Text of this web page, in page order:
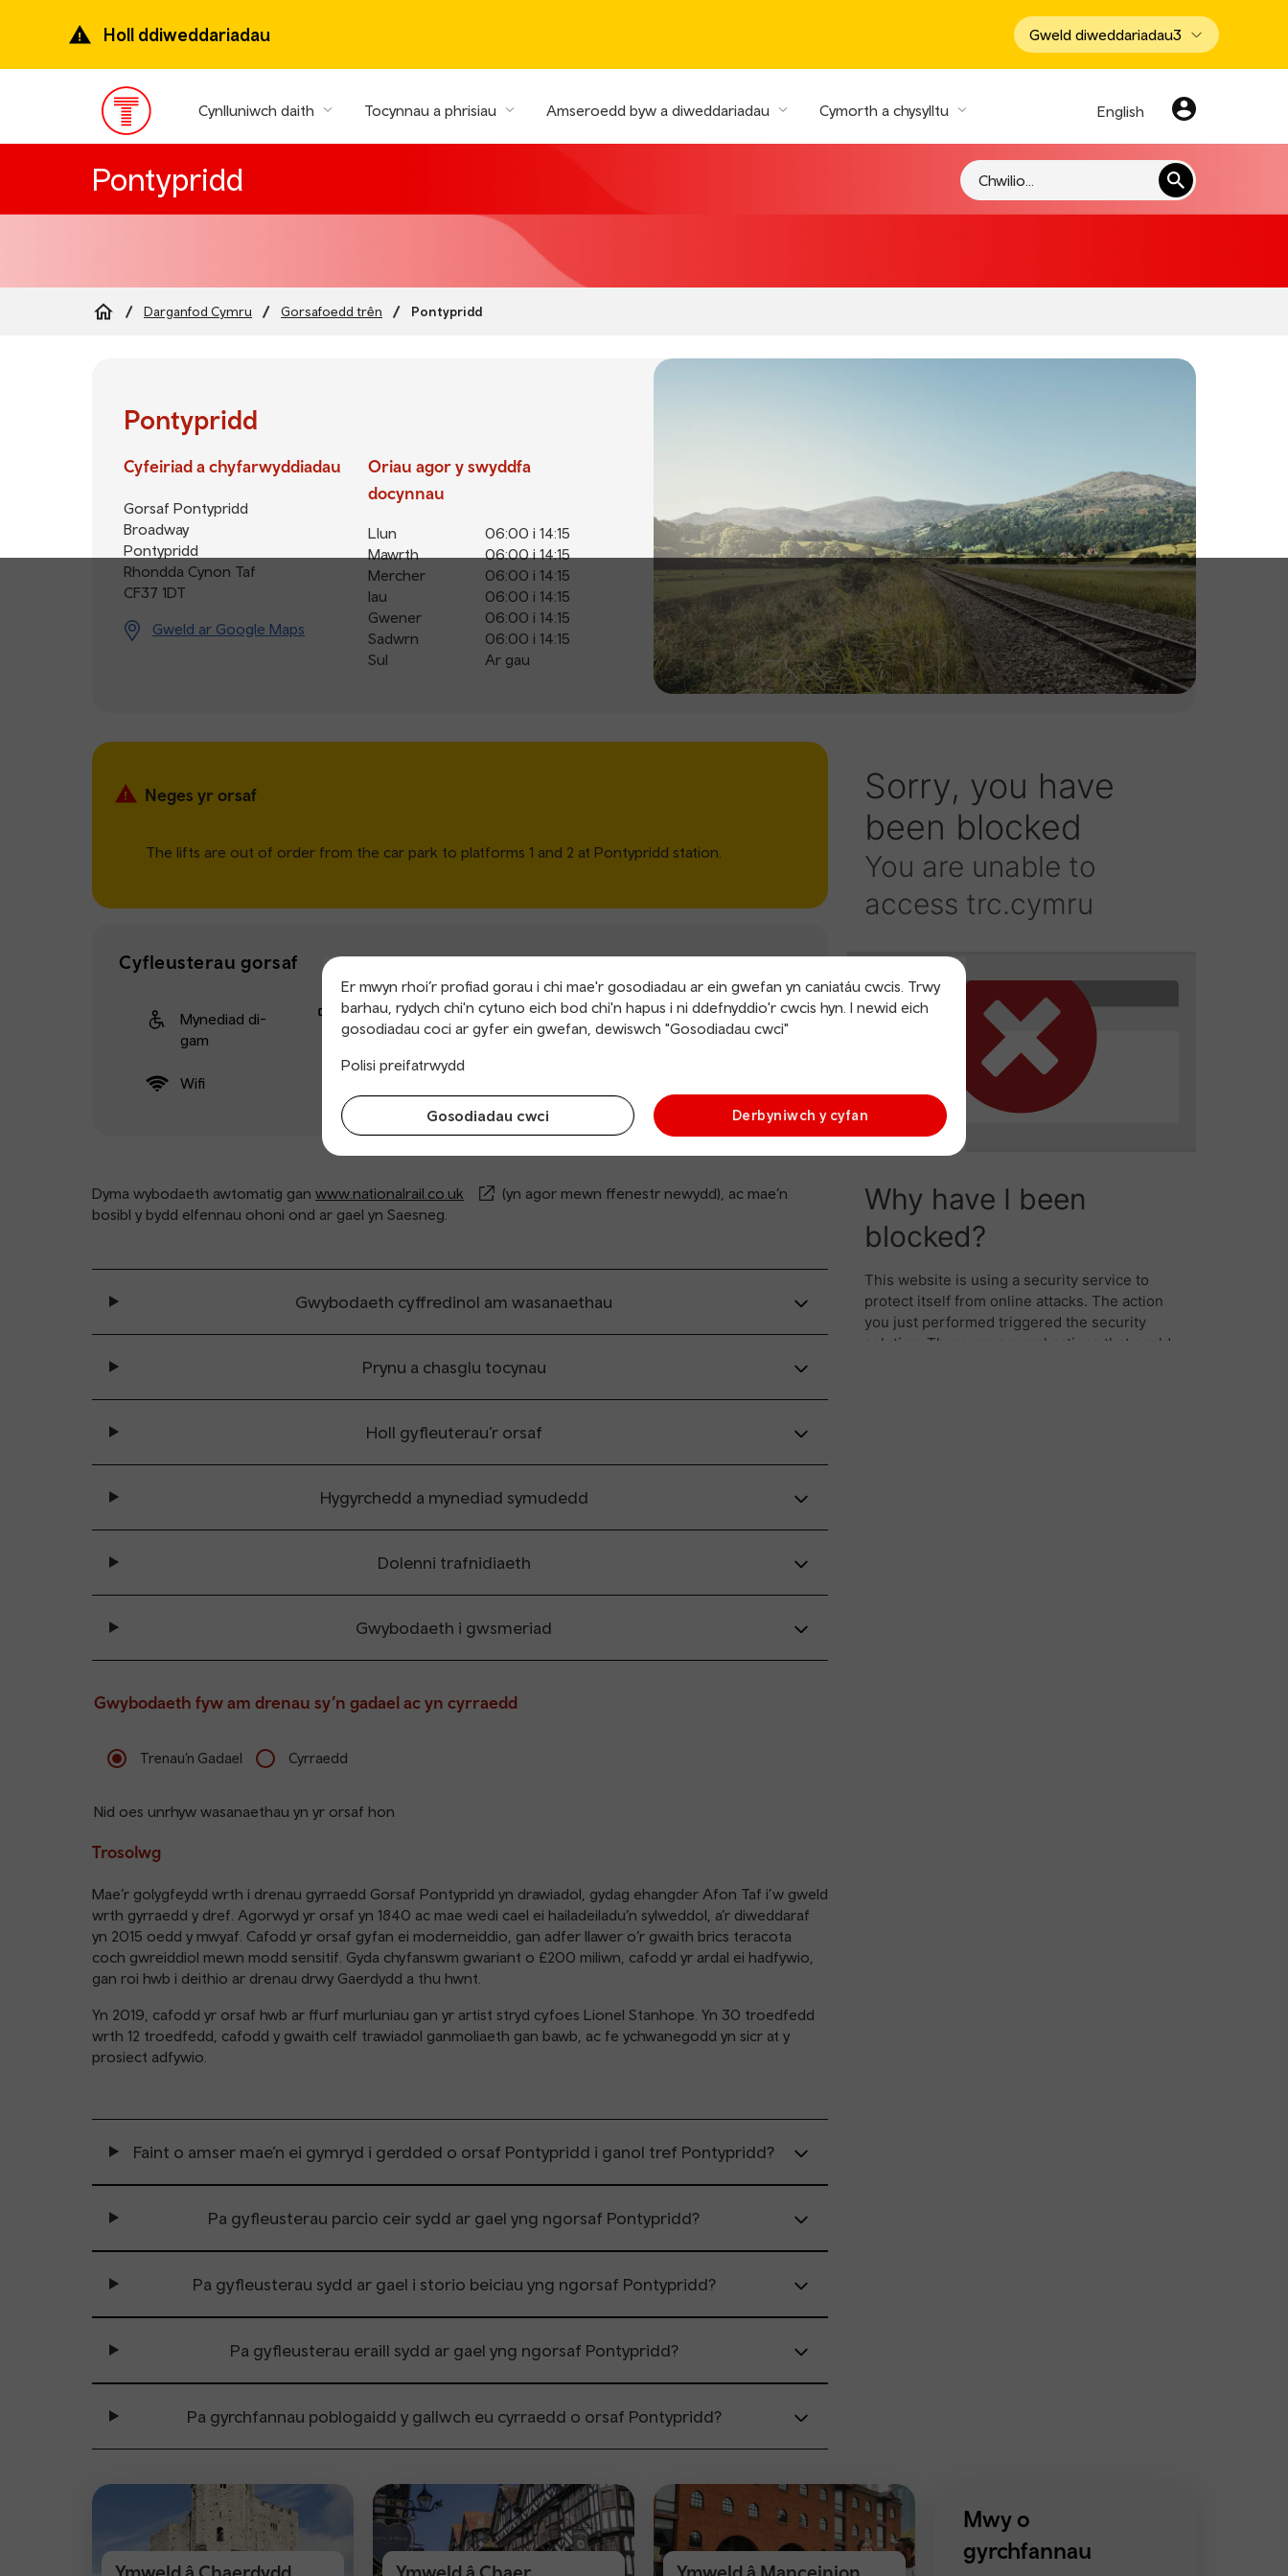
prif
Holl ddiweddariadau Gweld diweddariadau3
Prif
ddewislen
Cynlluniwch daith Tocynnau a phrisiau Amseroedd byw a diweddariadau Cymorth a chysylltu English
Pontypridd Chwilio
Darganfod Cymru Gorsafoedd trên Pontypridd
Er mwyn rhoi’r profiad gorau i chi mae'r gosodiadau ar ein gwefan yn caniatáu cwcis. Trwy
barhau, rydych chi'n cytuno eich bod chi'n hapus i ni ddefnyddio'r cwcis hyn. I newid eich
gosodiadau coci ar gyfer ein gwefan, dewiswch "Gosodiadau cwci"
Polisi preifatrwydd
Gosodiadau cwci Derbyniwch y cyfan
Pontypridd
Cyfeiriad a chyfarwyddiadau
Gorsaf Pontypridd
Broadway
Pontypridd
Rhondda Cynon Taf
CF37 1DT
Gweld ar Google Maps
Oriau agor y swyddfa
docynnau
Llun
06:00 i 14:15
Mawrth
06:00 i 14:15
Mercher
06:00 i 14:15
Iau
06:00 i 14:15
Gwener
06:00 i 14:15
Sadwrn
06:00 i 14:15
Sul
Ar gau
Neges yr orsaf
The lifts are out of order from the car park to platforms 1 and 2 at Pontypridd station.
Cyfleusterau gorsaf
Mynediad di-
gam
Peiriant
tocynnau
Swyddfa
docynnau
Toiledau
Wifi
Dyma wybodaeth awtomatig gan www.nationalrail.co.uk
(yn agor mewn ffenestr newydd), ac mae’n
bosibl y bydd elfennau ohoni ond ar gael yn Saesneg.
Gwybodaeth cyffredinol am wasanaethau
Prynu a chasglu tocynau
Holl gyfleuterau’r orsaf
Hygyrchedd a mynediad symudedd
Dolenni trafnidiaeth
Gwybodaeth i gwsmeriad
Gwybodaeth fyw am drenau sy’n gadael ac yn cyrraedd
Trenau’n Gadael Cyrraedd
Nid oes unrhyw wasanaethau yn yr orsaf hon
Trosolwg
Mae’r golygfeydd wrth i drenau gyrraedd Gorsaf Pontypridd yn drawiadol, gydag ehangder Afon Taf i’w gweld
wrth gyrraedd y dref. Agorwyd yr orsaf yn 1840 ac mae wedi cael ei hailadeiladu’n sylweddol, a’r diweddaraf
yn 2015 oedd y mwyaf. Cafodd yr orsaf gyfan ei moderneiddio, gan adfer llawer o’r gwaith brics teracota
coch gwreiddiol mewn modd sensitif. Gyda chyfanswm gwariant o £200 miliwn, cafodd yr ardal ei hadfywio,
gan roi hwb i deithio ar drenau drwy Gaerdydd a thu hwnt.
Yn 2019, cafodd yr orsaf hwb ar ffurf murluniau gan yr artist stryd cyfoes Lionel Stanhope. Yn 30 troedfedd
wrth 12 troedfedd, cafodd y gwaith celf trawiadol ganmoliaeth gan bawb, ac fe ychwanegodd yn sicr at y
prosiect adfywio.
Faint o amser mae’n ei gymryd i gerdded o orsaf Pontypridd i ganol tref Pontypridd?
Pa gyfleusterau parcio ceir sydd ar gael yng ngorsaf Pontypridd?
Pa gyfleusterau sydd ar gael i storio beiciau yng ngorsaf Pontypridd?
Pa gyfleusterau eraill sydd ar gael yng ngorsaf Pontypridd?
Pa gyrchfannau poblogaidd y gallwch eu cyrraedd o orsaf Pontypridd?
Mwy o
gyrchfannau